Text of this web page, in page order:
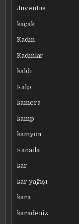
Juventus
kaçak
Kadın
Kadınlar
kaldı
Kalp
kamera
kamp
kamyon
Kanada
kar
kar yağışı
kara
karadeniz